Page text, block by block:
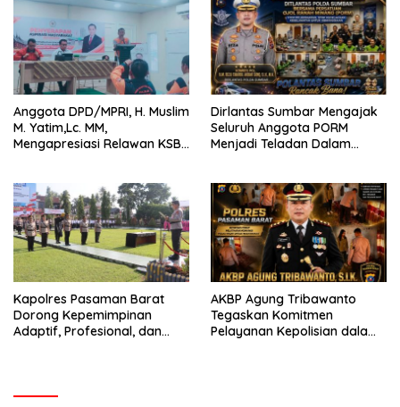
Anggota DPD/MPRI, H. Muslim
M. Yatim,Lc. MM,
Mengapresiasi Relawan KSB
Bencana
Dirlantas Sumbar Mengajak
Seluruh Anggota PORM
Menjadi Teladan Dalam
Perlengkapan Keselamatan
Berkendara
Kapolres Pasaman Barat
Dorong Kepemimpinan
Adaptif, Profesional, dan
AKBP Agung Tribawanto
Tegaskan Komitmen
Pelayanan Kepolisian dalam